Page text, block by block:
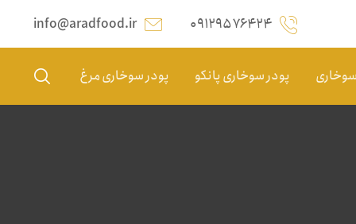
info@aradfood.ir ۰۹۱۲۹۵۷۶۴۲۴
سوخاری پودر سوخاری پانکو پودر سوخاری مرغ